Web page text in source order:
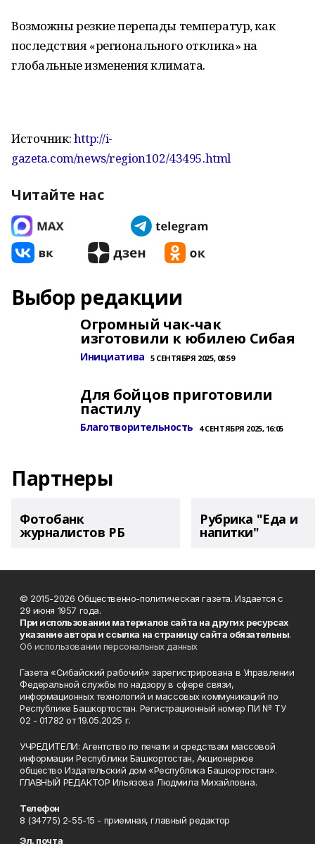
Возможны резкие перепады температур, как
последствия «регионального отклика» на
глобальные изменения климата.
Источник:http://i-
gazeta.com/news/region102/43495.html
Читайте нас
Выбор редакции
Огромный чак-чак
изготовили к юбилею Сибая
Инициатива 5 СЕНТЯБРЯ 2025, 08:59
Для бойцов приготовили
пастилу
Благотворительность 4 СЕНТЯБРЯ 2025, 16:05
Партнеры
Фотобанк
журналистов РБ
Рубрика "Еда и
напитки"
© 2015-2026 Общественно-политическая газета. Издается с
29 июня 1957 года.
При использовании материалов сайта на других ресурсах
указание автора и ссылка на страницу сайта обязательны.
Об использовании персональных данных
Газета «Сибайский рабочий» зарегистрирована в Управлении
Федеральной службы по надзору в сфере связи,
информационных технологий и массовых коммуникаций по
Республике Башкортостан. Регистрационный номер ПИ № ТУ
02 - 01782 от 19.05.2025 г.
УЧРЕДИТЕЛИ: Агентство по печати и средствам массовой
информации Республики Башкортостан, Акционерное
общество Издательский дом «Республика Башкортостан».
ГЛАВНЫЙ РЕДАКТОР Ильязова Людмила Михайловна.
Телефон
8 (34775) 2-55-15 - приемная, главный редактор
Эл. почта